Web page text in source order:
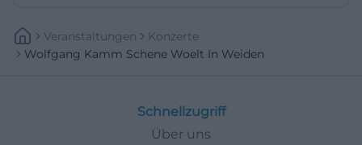
Veranstaltungen
Konzerte
Wolfgang Kamm Schene Woelt In Weiden
Schnellzugriff
Über uns